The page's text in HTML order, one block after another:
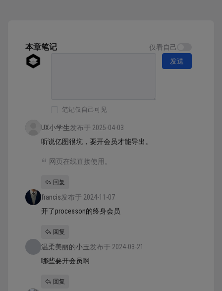
本章笔记 仅看自己
笔记仅自己可见
发送
UX小学生发布于 2025-04-03
听说亿图很坑，要开会员才能导出。
网页在线直接使用。
回复
francis发布于 2024-11-07
开了processon的终身会员
回复
温柔美丽的小玉发布于 2024-03-21
哪些要开会员啊
回复